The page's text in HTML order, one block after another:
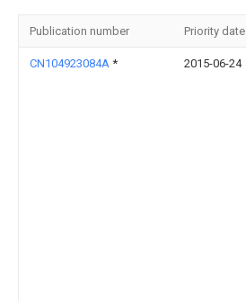
Publication number Priority date
CN104923084A * 2015-06-24